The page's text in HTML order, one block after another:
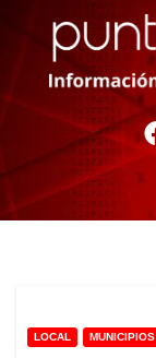
LOCAL MUNICIPIOS